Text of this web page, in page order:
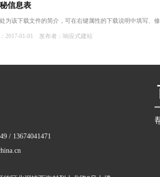
信息表
为该下载文件的简介，可在右键属性的下载说明中填写、
2017-01-01 发布者：响应式建站
/ 13674041471